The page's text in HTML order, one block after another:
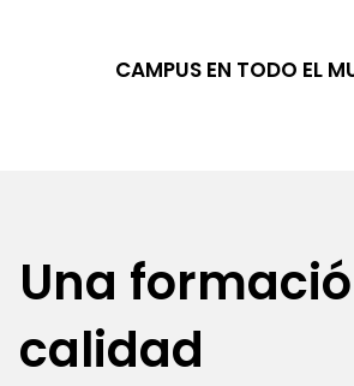
CAMPUS EN TODO EL
Una
calidad